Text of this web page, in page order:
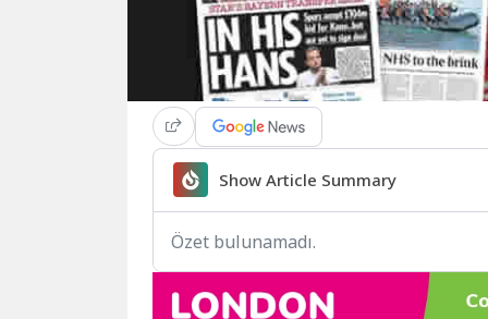
Show Article Summary
Özet bulunamadı.